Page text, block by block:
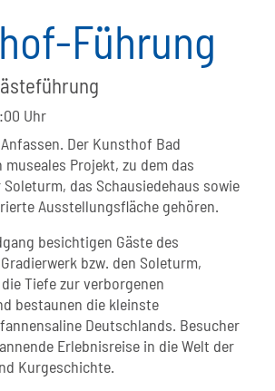
Führung
Uhr
Der Kunsthof Bad
museales Projekt, zu dem das
das Schausiedehaus sowie
Ausstellungsfläche gehören.
besichtigen Gäste des
bzw. den Soleturm,
Tiefe zur verborgenen
bestaunen die kleinste
Deutschlands. Besucher
Erlebnisreise in die Welt der
Kurgeschichte.